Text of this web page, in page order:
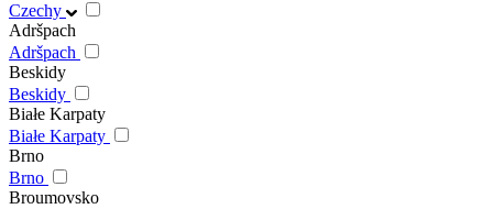
Czechy
Adršpach
Adršpach
Beskidy
Beskidy
Białe Karpaty
Białe Karpaty
Brno
Brno
Broumovsko